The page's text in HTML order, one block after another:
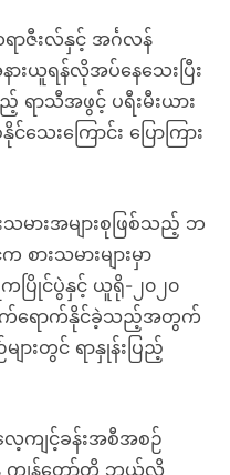
ဇီးလ်နှင့် အင်္ဂလန်
ားယူရန်လိုအပ်နေသေးပြီး
ရာသီအဖွင့် ပရီးမီးယား
းကြောင်း ပြောကြား
ားအများစုဖြစ်သည့် ဘ
ားသမားများမှာ
ပြိုင်ပွဲနှင့် ယူရို-၂၀၂၀
က်ရောက်နိုင်ခဲ့သည့်အတွက်
ားတွင် ရာနှုန်းပြည့်
ေ့ကျင့်ခန်းအစီအစဉ်
ကျွန်တော်တို့ ဘယ်လို